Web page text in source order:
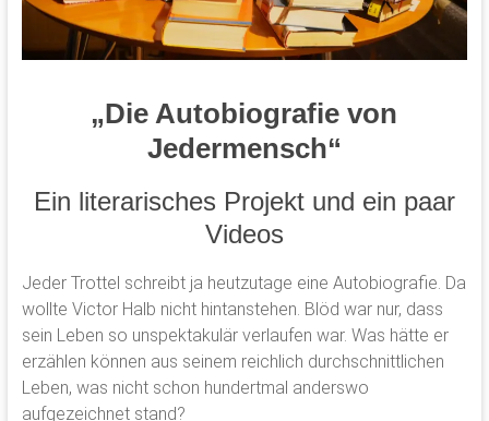
„Die Autobiografie von
Jedermensch“
Ein literarisches Projekt und ein paar
Videos
Jeder Trottel schreibt ja heutzutage eine Autobiografie. Da
wollte Victor Halb nicht hintanstehen. Blöd war nur, dass
sein Leben so unspektakulär verlaufen war. Was hätte er
erzählen können aus seinem reichlich durchschnittlichen
Leben, was nicht schon hundertmal anderswo
aufgezeichnet stand?